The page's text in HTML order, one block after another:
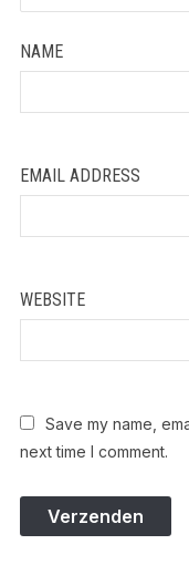
NAME
EMAIL ADDRESS
WEBSITE
Save my name,
next time I comment.